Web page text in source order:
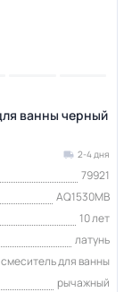
ванны черный
2-4 дня
79921
AQ1530MB
10 лет
латунь
смеситель для ванны
рычажный